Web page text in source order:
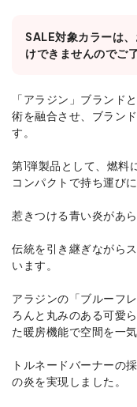
SALE対象カラーは
けできませんのでご
「アラジン」ブランド
術を融合させ、ブラン
す。
第1弾製品として、燃料
コンパクトで持ち運び
惹きつける青い炎があ
伝統を引き継ぎながら
います。
アラジンの「ブルーフ
ろんと丸みのある可愛
た暖房機能で空間を一気
トルネードバーナーの
の炎を実現しました。